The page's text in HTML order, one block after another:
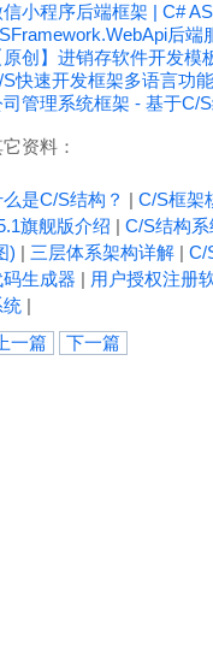
信小程序后端框架 | C#
后端
原创】进销存软件开发
S快速开发框架多语言功
司管理系统框架 - 基于C/
资料：
是C/S结构？ | C/S框架
旗舰版介绍 | C/S结构
) | 三层体系架构详解 | C/
码生成器 | 用户授权注册
统 |
上一篇
下一篇